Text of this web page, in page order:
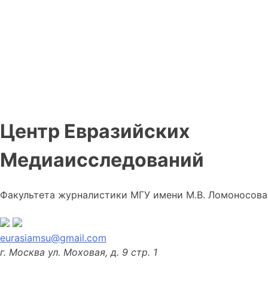
Центр Евразийских
Медиаисследований
Факультета журналистики МГУ имени М.В. Ломоносова
eurasiamsu@gmail.com
г. Москва ул. Моховая, д. 9 стр. 1